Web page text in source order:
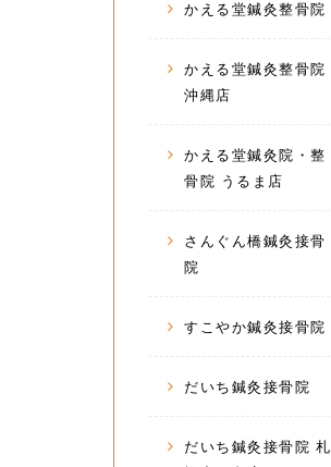
かえる堂鍼灸整骨院
かえる堂鍼灸整骨院
沖縄店
かえる堂鍼灸院・整
骨院 うるま店
さんぐん橋鍼灸接骨
院
すこやか鍼灸接骨院
だいち鍼灸接骨院
だいち鍼灸接骨院 札